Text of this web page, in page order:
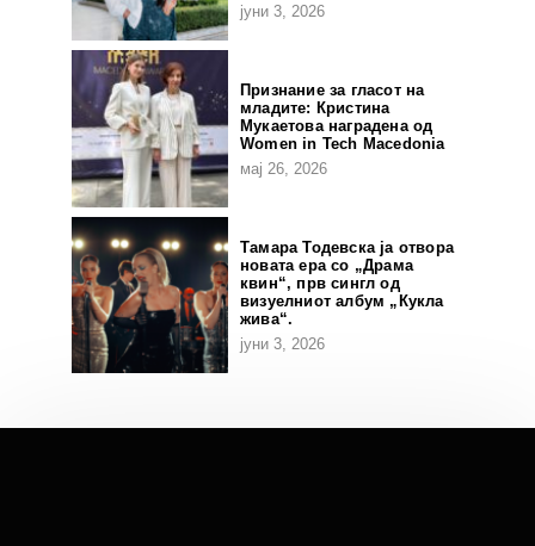
јуни 3, 2026
Признание за гласот на
младите: Кристина
Мукаетова наградена од
Women in Tech Macedonia
мај 26, 2026
Тамара Тодевска ја отвора
новата ера со „Драма
квин“, прв сингл од
визуелниот албум „Кукла
жива“.
јуни 3, 2026